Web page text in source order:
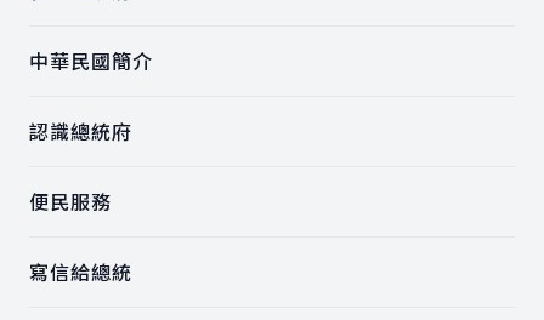
中華民國簡介
認識總統府
便民服務
寫信給總統